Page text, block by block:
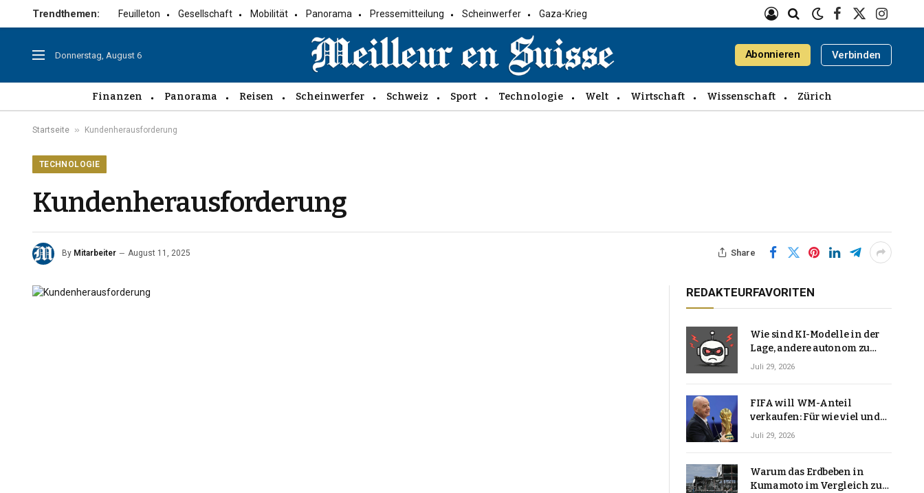
Trendthemen: Feuilleton Gesellschaft Mobilität Panorama Pressemitteilung Scheinwerfer Gaza-Krieg
Facebook
X
Donnerstag, August 6 Abonnieren Verbinden
Finanzen Panorama Reisen Scheinwerfer Schweiz Sport Technologie Welt Wirtschaft Wissenschaft Zürich
Startseite » Kundenherausforderung
TECHNOLOGIE
Kundenherausforderung
By Mitarbeiter August 11, 2025 Share
REDAKTEURFAVORITEN
Wie sind KI-Modelle in der
Lage, andere autonom zu
hacken? | Technologie-News
Juli 29, 2026
FIFA will WM-Anteil
verkaufen: Für wie viel und
warum macht Gianni
Juli 29, 2026
Warum das Erdbeben in
Kumamoto im Vergleich zu